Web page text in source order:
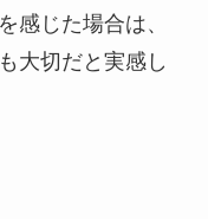
感じた場合は、
大切だと実感し